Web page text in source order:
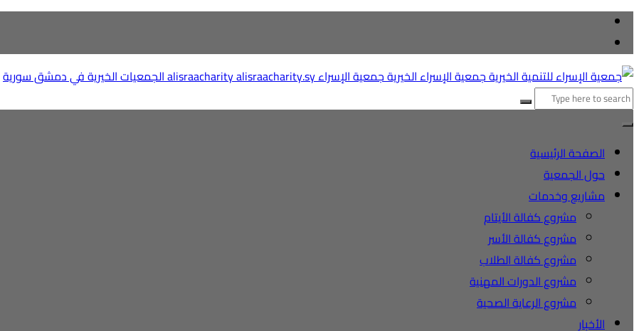
التجاوز
المحتوى
البحث
عن:
الصفحة الرئيسية
حول الجمعية
مشاريع وخدمات
مشروع كفالة الأيتام
مشروع كفالة الأسر
مشروع كفالة الطلاب
مشروع الدورات المهنية
مشروع الرعاية الصحية
الأخبار